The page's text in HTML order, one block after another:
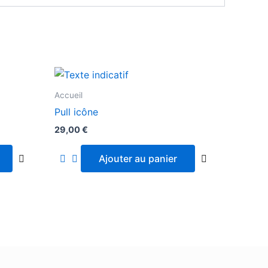
Accueil
Pull icône
29,00€
Ajouter au panier